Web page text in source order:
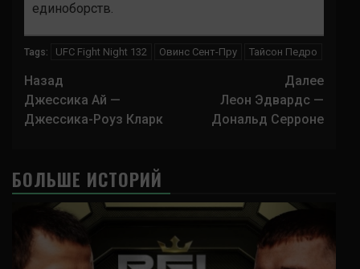
единоборств.
Tags: UFC Fight Night 132 Овинс Сент-Пру Тайсон Педро
Навигация
записи
Назад
Джессика Ай —
Джессика-Роуз Кларк
Далее
Леон Эдвардс —
Дональд Серроне
БОЛЬШЕ ИСТОРИЙ